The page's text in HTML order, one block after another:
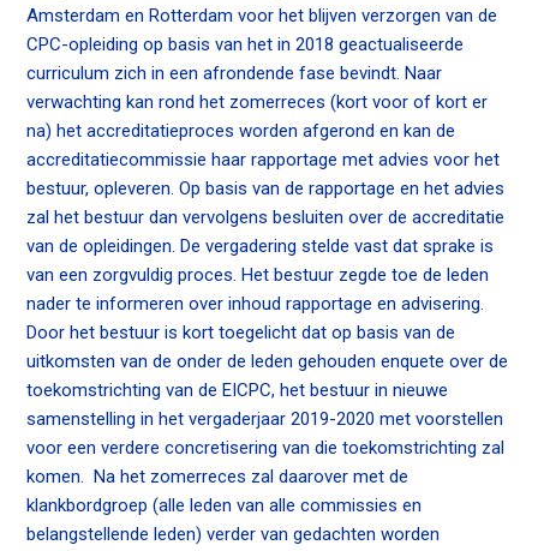
Amsterdam en Rotterdam voor het blijven verzorgen van de
CPC-opleiding op basis van het in 2018 geactualiseerde
curriculum zich in een afrondende fase bevindt. Naar
verwachting kan rond het zomerreces (kort voor of kort er
na) het accreditatieproces worden afgerond en kan de
accreditatiecommissie haar rapportage met advies voor het
bestuur, opleveren. Op basis van de rapportage en het advies
zal het bestuur dan vervolgens besluiten over de accreditatie
van de opleidingen. De vergadering stelde vast dat sprake is
van een zorgvuldig proces. Het bestuur zegde toe de leden
nader te informeren over inhoud rapportage en advisering.
Door het bestuur is kort toegelicht dat op basis van de
uitkomsten van de onder de leden gehouden enquete over de
toekomstrichting van de EICPC, het bestuur in nieuwe
samenstelling in het vergaderjaar 2019-2020 met voorstellen
voor een verdere concretisering van die toekomstrichting zal
komen. Na het zomerreces zal daarover met de
klankbordgroep (alle leden van alle commissies en
belangstellende leden) verder van gedachten worden